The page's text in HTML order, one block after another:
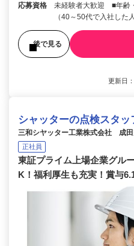
応募資格
未経験者大歓迎 ■年齢
（40～50代で入社し
後で見る
更新日
シャッターの点検スタッ
三和シヤッター工業株式会社 成
正社員
東証プライム上場企業グル
K！福利厚生も充実！賞与